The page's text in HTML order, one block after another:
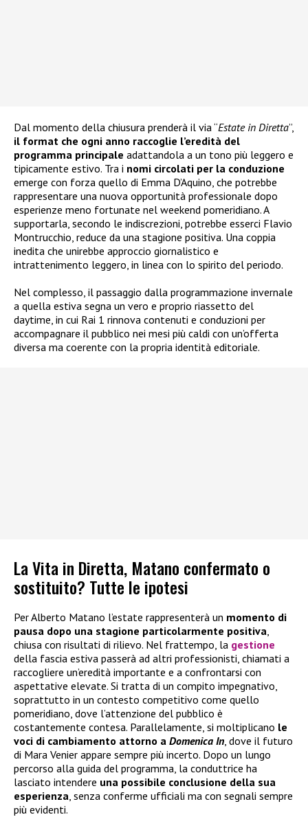
Dal momento della chiusura prenderà il via “Estate in Diretta”,
il format che ogni anno raccoglie l’eredità del
programma principale adattandola a un tono più leggero e
tipicamente estivo. Tra i nomi circolati per la conduzione
emerge con forza quello di Emma D’Aquino, che potrebbe
rappresentare una nuova opportunità professionale dopo
esperienze meno fortunate nel weekend pomeridiano. A
supportarla, secondo le indiscrezioni, potrebbe esserci Flavio
Montrucchio, reduce da una stagione positiva. Una coppia
inedita che unirebbe approccio giornalistico e
intrattenimento leggero, in linea con lo spirito del periodo.
Nel complesso, il passaggio dalla programmazione invernale
a quella estiva segna un vero e proprio riassetto del
daytime, in cui Rai 1 rinnova contenuti e conduzioni per
accompagnare il pubblico nei mesi più caldi con un’offerta
diversa ma coerente con la propria identità editoriale.
La Vita in Diretta, Matano confermato o
sostituito? Tutte le ipotesi
Per Alberto Matano l’estate rappresenterà un momento di
pausa dopo una stagione particolarmente positiva
chiusa con risultati di rilievo. Nel frattempo, la gestione
della fascia estiva passerà ad altri professionisti, chiamati a
raccogliere un’eredità importante e a confrontarsi con
aspettative elevate. Si tratta di un compito impegnativo,
soprattutto in un contesto competitivo come quello
pomeridiano, dove l’attenzione del pubblico è
costantemente contesa. Parallelamente, si moltiplicano le
voci di cambiamento attorno a Domenica In , dove il futuro
di Mara Venier appare sempre più incerto. Dopo un lungo
percorso alla guida del programma, la conduttrice ha
lasciato intendere una possibile conclusione della sua
esperienza , senza conferme ufficiali ma con segnali sempre
più evidenti.